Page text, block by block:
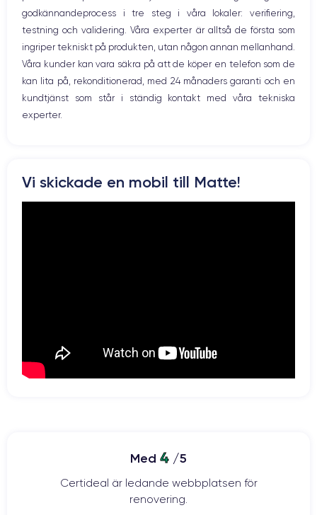
12 MP 7 MP
Résolution vidéo
4K - 3840x2160px
Recharge rapide
Non
Batterie Dual SIM
Pour en savoir plus, vous pouvez consulter lafiche technique de
Prise USB
godkännandeprocess i tre steg i våra lokaler: verifiering,
testning och validering. Våra experter är alltså de första som
ingriper tekniskt på produkten, utan någon annan mellanhand.
Våra kunder kan vara säkra på att de köper en telefon som de
kan lita på, rekonditionerad, med 24 månaders garanti och en
kundtjänst som står i ständig kontakt med våra tekniska
experter.
Vi skickade en mobil till Matte!
Med 4 /5
Certideal är ledande webbplatsen för
renovering.